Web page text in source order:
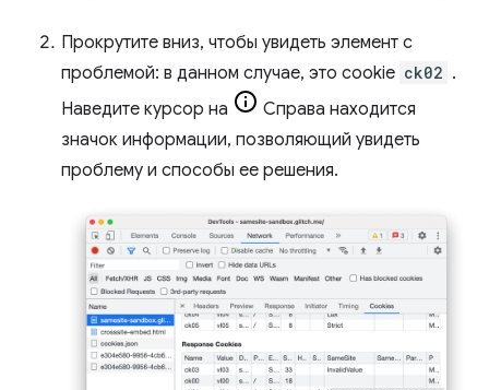
Прокрутите вниз, чтобы увидеть элемент с
проблемой: в данном случае, это cookie ck02 .
Наведите курсор на
Справа находится
значок информации, позволяющий увидеть
проблему и способы ее решения.